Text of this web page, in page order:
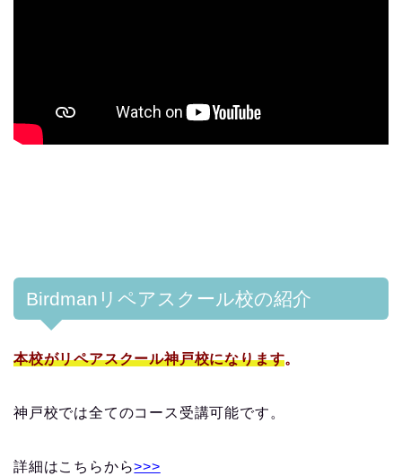
Birdmanリペアスクール校の紹介
本校がリペアスクール神戸校になります。
神戸校では全てのコース受講可能です。
詳細はこちらから>>>